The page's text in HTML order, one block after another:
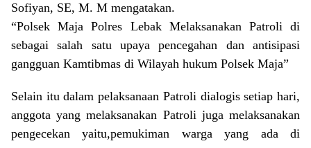
Sofiyan, SE, M. M mengatakan.
“Polsek Maja Polres Lebak Melaksanakan Patroli di
sebagai salah satu upaya pencegahan dan antisipasi
gangguan Kamtibmas di Wilayah hukum Polsek Maja”
Selain itu dalam pelaksanaan Patroli dialogis setiap hari,
anggota yang melaksanakan Patroli juga melaksanakan
pengecekan yaitu,pemukiman warga yang ada di